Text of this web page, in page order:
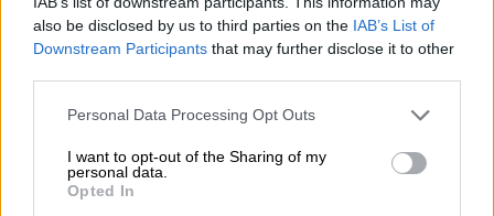
also be disclosed by us to third parties on the IAB’s List of
Downstream Participants that may further disclose it to other
Personal Data Processing Opt Outs
I want to opt-out of the Sharing of my
personal data.
Opted In
Chi
siamo
Privacy
policy
Vi è piaciuto questo racconto? Leggete anche
gli altri: